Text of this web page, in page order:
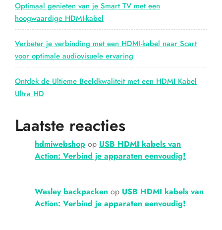
Optimaal genieten van je Smart TV met een
hoogwaardige HDMI-kabel
Verbeter je verbinding met een HDMI-kabel naar Scart
voor optimale audiovisuele ervaring
Ontdek de Ultieme Beeldkwaliteit met een HDMI Kabel
Ultra HD
Laatste reacties
hdmiwebshop op USB HDMI kabels van
Action: Verbind je apparaten eenvoudig!
Wesley backpacken op USB HDMI kabels van
Action: Verbind je apparaten eenvoudig!